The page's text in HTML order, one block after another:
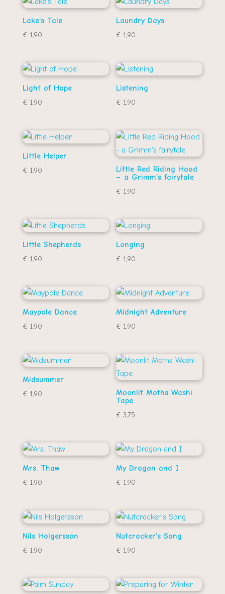
€ 21,95.€ 15,00.
Lake’s Tale
€1,90
Laundry Days
€ 1,90
Light of Hope
€1,90
Listening
€ 1,90
Little Helper
€1,90
Little Red Riding Hood
– a Grimm’s fairytale
€ 1,90
Little Shepherds
€1,90
Longing
€ 1,90
Maypole Dance
€1,90
Midnight Adventure
€ 1,90
Midsummer
€1,90
Moonlit Moths Washi
Tape
€ 3,75
Mrs. Thaw
€1,90
My Dragon and I
€ 1,90
Nils Holgersson
€1,90
Nutcracker’s Song
€ 1,90